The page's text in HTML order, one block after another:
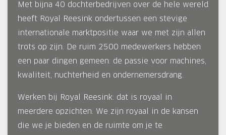
Met bijna 40 dochterbedrijven over de hele wereld
heeft Royal Reesink ondertussen een stevige
internationale marktpositie waar we met zijn allen
trots op zijn. De ruim 2500 medewerkers hebben
een paar dingen gemeen: de passie voor machines,
kwaliteit, nuchterheid en ondernemersdrang.
Werken bij Royal Reesink: dat is royaal in
meerdere opzichten. We zijn royaal in de kansen
die we je bieden en de ruimte om je te